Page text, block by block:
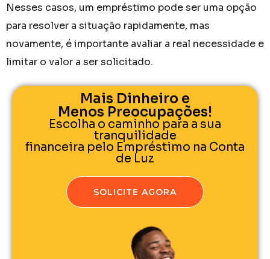
Nesses casos, um empréstimo pode ser uma opção
para resolver a situação rapidamente, mas
novamente, é importante avaliar a real necessidade e
limitar o valor a ser solicitado.
Mais Dinheiro e
Menos Preocupações!
Escolha o caminho para a sua
tranquilidade
financeira pelo Empréstimo na Conta
de Luz
SOLICITE AGORA